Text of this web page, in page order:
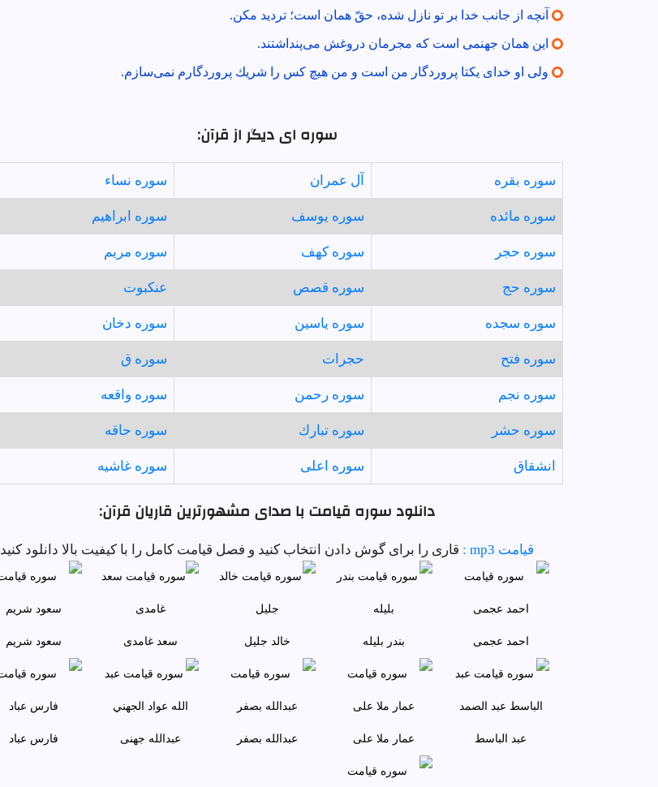
آنچه از جانب خدا بر تو نازل شده، حقّ همان است؛ ترديد مكن.
اين همان جهنمى است كه مجرمان دروغش مى‌پنداشتند.
ولى او خداى يكتا پروردگار من است و من هيچ كس را شريك پروردگارم نمى‌سازم.
سوره ای دیگر از قرآن:
سوره بقره آل عمران سوره نساء
سوره مائده سوره يوسف سوره ابراهيم
سوره حجر سوره كهف سوره مريم
سوره حج سوره قصص عنكبوت
سوره سجده سوره ياسين سوره دخان
سوره فتح حجرات سوره ق
سوره نجم سوره رحمن سوره واقعه
سوره حشر سوره تبارك سوره حاقه
انشقاق سوره اعلى سوره غاشيه
دانلود سوره قيامت با صدای مشهورترین قاریان قرآن:
قيامت mp3 : قاری را برای گوش دادن انتخاب کنید و فصل قيامت کامل را با کیفیت بالا دانلود کنید
احمد عجمى بندر بليله خالد جليل سعد غامدی سعود شريم
عبد الباسط عمار ملا علی عبدالله بصفر عبدالله جهنی فارس عباد